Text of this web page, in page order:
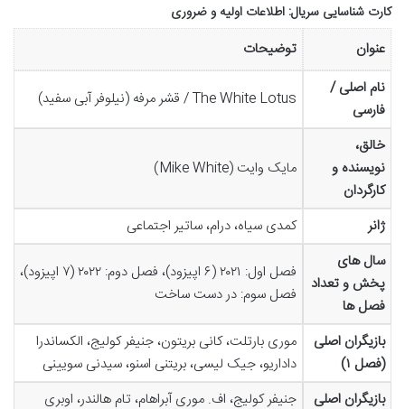
کارت شناسایی سریال: اطلاعات اولیه و ضروری
عنوان
توضیحات
نام اصلی /
فارسی
The White Lotus / قشر مرفه (نیلوفر آبی سفید)
خالق،
نویسنده و
کارگردان
مایک وایت (Mike White)
ژانر
کمدی سیاه، درام، ساتیر اجتماعی
سال های
پخش و تعداد
فصل ها
فصل اول: ۲۰۲۱ (۶ اپیزود)، فصل دوم: ۲۰۲۲ (۷ اپیزود)،
فصل سوم: در دست ساخت
بازیگران اصلی
(فصل ۱)
موری بارتلت، کانی بریتون، جنیفر کولیج، الکساندرا
داداریو، جیک لیسی، بریتنی اسنو، سیدنی سویینی
بازیگران اصلی
جنیفر کولیج، اف. موری آبراهام، تام هالندر، اوبری